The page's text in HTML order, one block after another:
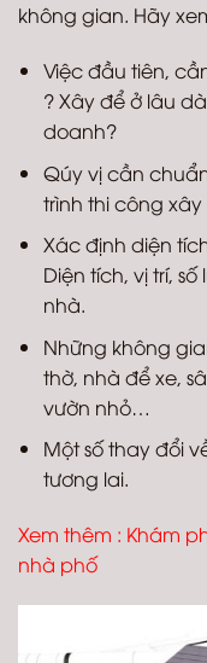
không gian. Hãy
Việc đầu tiên,
? Xây để ở lâu
doanh?
Qúy vị cần
trình thi công
Xác định diện
Diện tích, vị trí,
nhà.
Những không
thờ, nhà để xe,
vườn nhỏ…
Một số thay đổi
tương lai.
Xem thêm : Khám
nhà phố